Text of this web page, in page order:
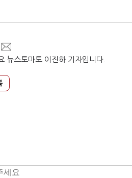
뉴스토마토 이진하 기자입니다.